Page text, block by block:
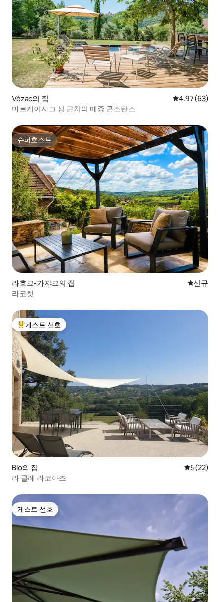
Vézac의 집 평점 4.97점(5
4.97 (63)
마르케이사크 성 근처의 메종 콘스탄스
슈퍼호스트
슈퍼호스트
라호크-가쟈크의 집 신규 숙소
신규
라코켓
상위 게스트 선호
게스트 선호
Bio의 집 평점 5점
5 (22)
라 클레 라코아즈
게스트 선호
게스트 선호